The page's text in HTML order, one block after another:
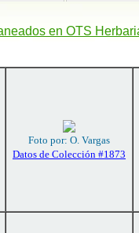
en OTS
Foto por: O. Vargas
Datos de Colección #1873